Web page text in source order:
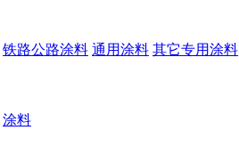
铁路公路涂料 通用涂料 其它专用涂料
涂料